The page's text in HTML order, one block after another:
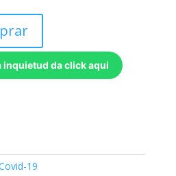
inquietud da click aqui
19